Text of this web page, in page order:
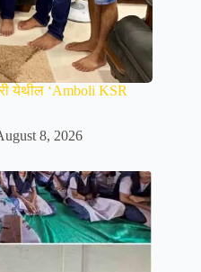
येथील ‘Amboli KSR
8, 2026